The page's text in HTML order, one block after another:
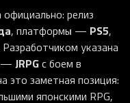
релиз
, платформы — PS5,
Разработчиком указана
— JRPGс боем в
это заметная позиция:
японскими RPG,